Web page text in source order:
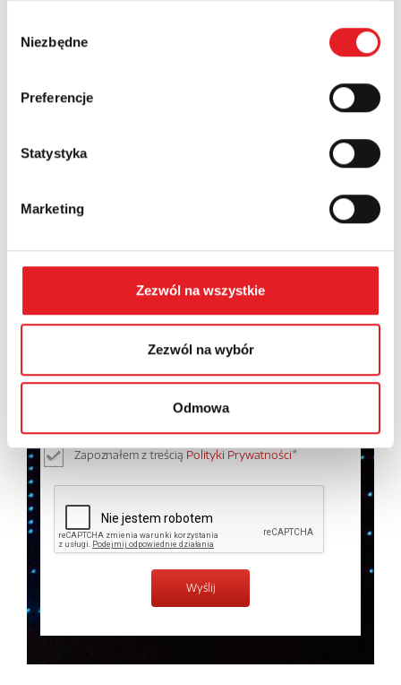
zgody
Niezbędne
Preferencje
Statystyka
Marketing
Zezwól na wszystkie
Zezwól na wybór
Odmowa
Województwo:
osobowych przez Relpol S.A. Więcej informacji na
temat przetwarzania danych osobowych w
Zapoznałem z treścią Polityki Prywatności*